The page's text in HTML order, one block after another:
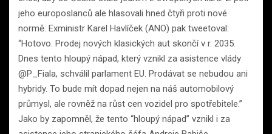
jeho europoslanců ale hlasovali hned čtyři proti nové
normě. Exministr Karel Havlíček (ANO) pak tweetoval:
“Hotovo. Prodej nových klasických aut skončí v r. 2035.
Dnes tento hloupý nápad, který vznikl za asistence vlády
@P_Fiala, schválil parlament EU. Prodávat se nebudou ani
hybridy. To bude mít dopad nejen na náš automobilový
průmysl, ale rovněž na růst cen vozidel pro spotřebitele.”
Jako by zapomněl, že tento “hloupý nápad” vznikl i za